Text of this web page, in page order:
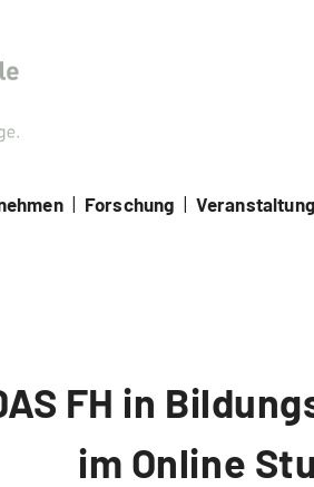
Forschung
FH in
im Online